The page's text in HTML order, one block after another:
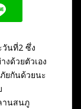
วันที่2 ซึ่ง
ด้วยตัวเอง
ยกันด้วยนะ
านสนภู